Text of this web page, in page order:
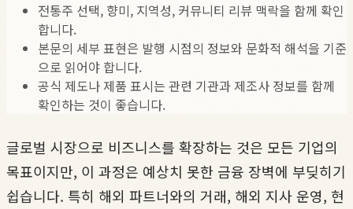
전통주 선택, 향미, 지역성, 커뮤니티 리뷰 맥락을 함께 확인
합니다.
본문의 세부 표현은 발행 시점의 정보와 문화적 해석을 기준
으로 읽어야 합니다.
공식 제도나 제품 표시는 관련 기관과 제조사 정보를 함께
확인하는 것이 좋습니다.
글로벌 시장으로 비즈니스를 확장하는 것은 모든 기업의
목표이지만, 이 과정은 예상치 못한 금융 장벽에 부딪히기
쉽습니다. 특히 해외 파트너와의 거래, 해외 지사 운영, 현